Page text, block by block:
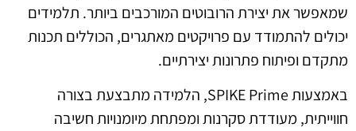
שמאפשר את יצירת הרובוטים המורכבים ביותר. תלמידים
יכולים להתמודד עם פרויקטים מאתגרים, הכוללים תכנות
מתקדם ופיתוח פתרונות יצירתיים.
באמצעות SPIKE Prime, הלמידה מתבצעת בצורה
חווייתית, מעודדת סקרנות ומפתחת מיומנויות חשיבה